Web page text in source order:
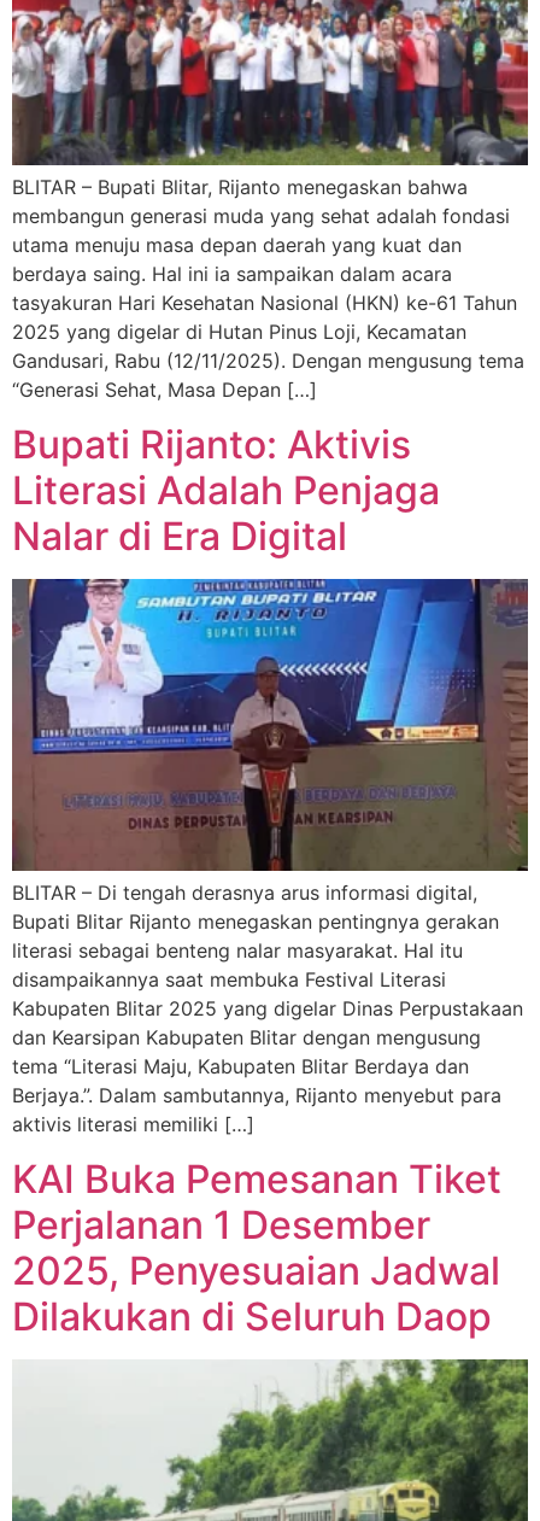
BLITAR – Bupati Blitar, Rijanto menegaskan bahwa
membangun generasi muda yang sehat adalah fondasi
utama menuju masa depan daerah yang kuat dan
berdaya saing. Hal ini ia sampaikan dalam acara
tasyakuran Hari Kesehatan Nasional (HKN) ke-61 Tahun
2025 yang digelar di Hutan Pinus Loji, Kecamatan
Gandusari, Rabu (12/11/2025). Dengan mengusung tema
“Generasi Sehat, Masa Depan […]
Bupati Rijanto: Aktivis
Literasi Adalah Penjaga
Nalar di Era Digital
BLITAR – Di tengah derasnya arus informasi digital,
Bupati Blitar Rijanto menegaskan pentingnya gerakan
literasi sebagai benteng nalar masyarakat. Hal itu
disampaikannya saat membuka Festival Literasi
Kabupaten Blitar 2025 yang digelar Dinas Perpustakaan
dan Kearsipan Kabupaten Blitar dengan mengusung
tema “Literasi Maju, Kabupaten Blitar Berdaya dan
Berjaya.”. Dalam sambutannya, Rijanto menyebut para
aktivis literasi memiliki […]
KAI Buka Pemesanan Tiket
Perjalanan 1 Desember
2025, Penyesuaian Jadwal
Dilakukan di Seluruh Daop